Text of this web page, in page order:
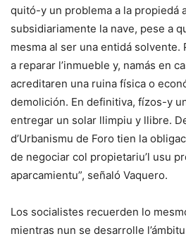
quitó-y un problema a la propiedá
subsidiariamente la nave, pese a
mesma al ser una entidá solvente.
a reparar l’inmueble y, namás en
acreditaren una ruina física o
demolición. En definitiva, fízos-y
entregar un solar llimpiu y llibre.
d’Urbanismu de Foro tien la
de negociar col propietariu’l usu
aparcamientu”, señaló Vaquero.
Los socialistes recuerden lo
mientras nun se desarrolle